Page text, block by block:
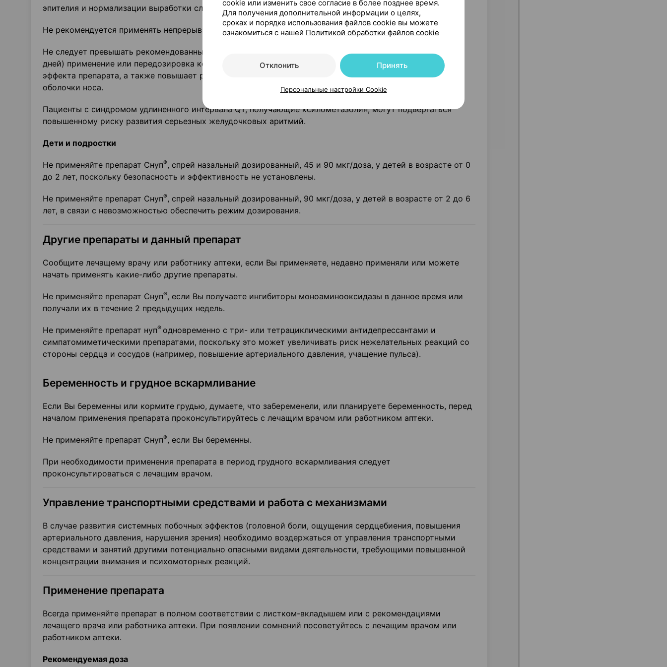
эпителия и нормализации выработки слизи в бокаловидных клетках слизистой оболочки.
Не рекомендуется применять непрерывно более 7 дней.
Не следует превышать рекомендованные дозы, особенно у детей и пожилых людей. Длительное (более 7
дней) применение или передозировка ксилометазолина может вызвать ослабление терапевтического
эффекта препарата, а также повышает риск возникновения реактивной гиперемии и атрофии слизистой
оболочки носа.
Пациенты с синдромом удлиненного интервала QT, получающие ксилометазолин, могут подвергаться
повышенному риску развития серьезных желудочковых аритмий.
Дети и подростки
Не применяйте препарат Снуп®, спрей назальный дозированный, 45 и 90 мкг/доза, у детей в возрасте от 0
до 2 лет, поскольку безопасность и эффективность не установлены.
Не применяйте препарат Снуп®, спрей назальный дозированный, 90 мкг/доза, у детей в возрасте от 2 до 6
лет, в связи с невозможностью обеспечить режим дозирования.
Другие препараты и данный препарат
Сообщите лечащему врачу или работнику аптеки, если Вы применяете, недавно применяли или можете
начать применять какие-либо другие препараты.
Не применяйте препарат Снуп®, если Вы получаете ингибиторы моноаминооксидазы в данное время или
получали их в течение 2 предыдущих недель.
Не применяйте препарат нуп® одновременно с три- или тетрациклическими антидепрессантами и
симпатомиметическими препаратами, поскольку это может увеличивать риск нежелательных реакций со
стороны сердца и сосудов (например, повышение артериального давления, учащение пульса).
Беременность и грудное вскармливание
Если Вы беременны или кормите грудью, думаете, что забеременели, или планируете беременность, перед
началом применения препарата проконсультируйтесь с лечащим врачом или работником аптеки.
Не применяйте препарат Снуп®, если Вы беременны.
При необходимости применения препарата в период грудного вскармливания следует
проконсультироваться с лечащим врачом.
Управление транспортными средствами и работа с механизмами
В случае развития системных побочных эффектов (головной боли, ощущения сердцебиения, повышения
артериального давления, нарушения зрения) необходимо воздержаться от управления транспортными
средствами и занятий другими потенциально опасными видами деятельности, требующими повышенной
концентрации внимания и психомоторных реакций.
Применение препарата
Всегда применяйте препарат в полном соответствии с листком-вкладышем или с рекомендациями
лечащего врача или работника аптеки. При появлении сомнений посоветуйтесь с лечащим врачом или
работником аптеки.
Рекомендуемая доза
cookie или изменить свое согласие в более позднее время.
Для получения дополнительной информации о целях,
сроках и порядке использования файлов cookie вы можете
ознакомиться с нашей Политикой обработки файлов cookie
Отклонить Принять
Персональные настройки Cookie